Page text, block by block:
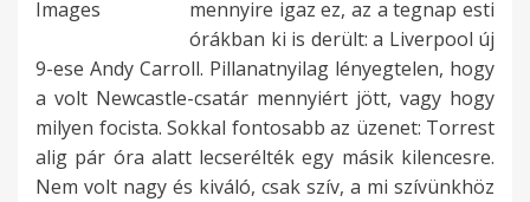
mennyire igaz ez, az a tegnap esti
órákban ki is derült: a Liverpool új
9-ese Andy Carroll. Pillanatnyilag lényegtelen, hogy
a volt Newcastle-csatár mennyiért jött, vagy hogy
milyen focista. Sokkal fontosabb az üzenet: Torrest
alig pár óra alatt lecserélték egy másik kilencesre.
Nem volt nagy és kiváló, csak szív, a mi szívünkhöz